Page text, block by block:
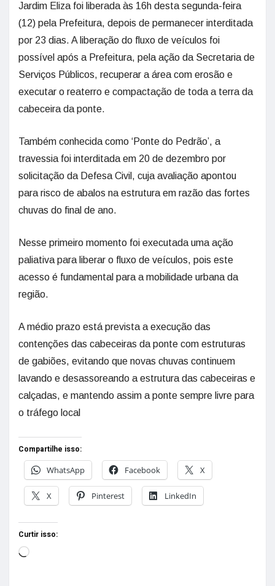
Jardim Eliza foi liberada às 16h desta segunda-feira
(12) pela Prefeitura, depois de permanecer interditada
por 23 dias. A liberação do fluxo de veículos foi
possível após a Prefeitura, pela ação da Secretaria de
Serviços Públicos, recuperar a área com erosão e
executar o reaterro e compactação de toda a terra da
cabeceira da ponte.
Também conhecida como ‘Ponte do Pedrão’, a
travessia foi interditada em 20 de dezembro por
solicitação da Defesa Civil, cuja avaliação apontou
para risco de abalos na estrutura em razão das fortes
chuvas do final de ano.
Nesse primeiro momento foi executada uma ação
paliativa para liberar o fluxo de veículos, pois este
acesso é fundamental para a mobilidade urbana da
região.
A médio prazo está prevista a execução das
contenções das cabeceiras da ponte com estruturas
de gabiões, evitando que novas chuvas continuem
lavando e desassoreando a estrutura das cabeceiras e
calçadas, e mantendo assim a ponte sempre livre para
o tráfego local
Compartilhe isso:
WhatsApp
Facebook X
X Pinterest LinkedIn
Curtir isso: